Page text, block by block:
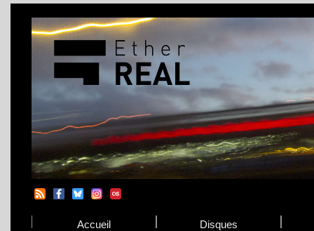
Accueil Disques